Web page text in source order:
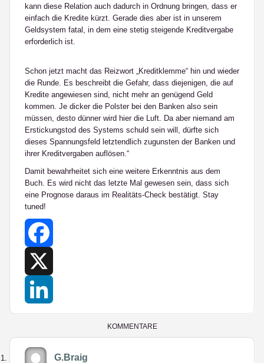
kann diese Relation auch dadurch in Ordnung bringen, dass er
einfach die Kredite kürzt. Gerade dies aber ist in unserem
Geldsystem fatal, in dem eine stetig steigende Kreditvergabe
erforderlich ist.
Schon jetzt macht das Reizwort „Kreditklemme“ hin und wieder
die Runde. Es beschreibt die Gefahr, dass diejenigen, die auf
Kredite angewiesen sind, nicht mehr an genügend Geld
kommen. Je dicker die Polster bei den Banken also sein
müssen, desto dünner wird hier die Luft. Da aber niemand am
Erstickungstod des Systems schuld sein will, dürfte sich
dieses Spannungsfeld letztendlich zugunsten der Banken und
ihrer Kreditvergaben auflösen.“
Damit bewahrheitet sich eine weitere Erkenntnis aus dem
Buch. Es wird nicht das letzte Mal gewesen sein, dass sich
eine Prognose daraus im Realitäts-Check bestätigt. Stay
tuned!
Facebook
KOMMENTARE
G.Braig